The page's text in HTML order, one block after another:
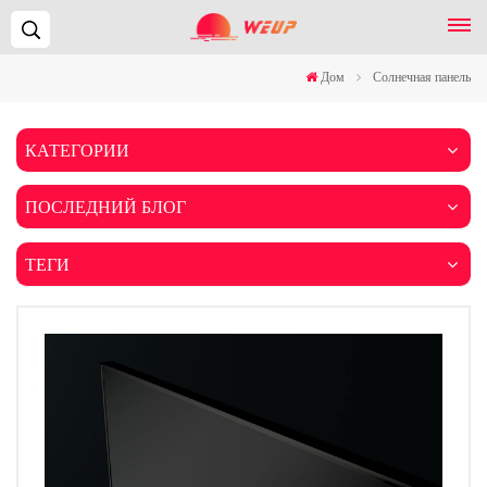
Дом Солнечная панель
КАТЕГОРИИ
ПОСЛЕДНИЙ БЛОГ
ТЕГИ